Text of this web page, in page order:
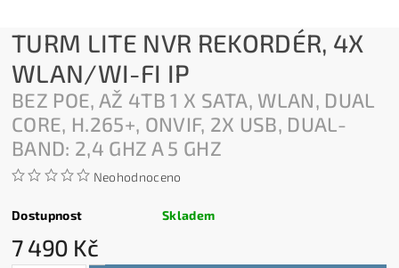
TURM LITE NVR REKORDÉR, 4X
WLAN/WI-FI IP
BEZ POE, AŽ 4TB 1 X SATA, WLAN, DUAL
CORE, H.265+, ONVIF, 2X USB, DUAL-
BAND: 2,4 GHZ A 5 GHZ
Neohodnoceno
Dostupnost Skladem
7 490 Kč